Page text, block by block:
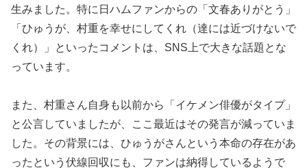
生みました。特に日ハムファンからの「文春ありがとう」
「ひゅうが、村重を幸せにしてくれ（達には近づけないで
くれ）」といったコメントは、SNS上で大きな話題とな
っています。
また、村重さん自身も以前から「イケメン俳優がタイプ」
と公言していましたが、ここ最近はその発言が減っていま
した。その背景には、ひゅうがさんという本命の存在があ
ったという伏線回収にも、ファンは納得しているようで